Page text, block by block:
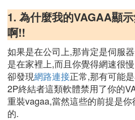
1. 為什麼我的VAGAA顯
啊!!
如果是在公司上,那肯定是伺服
是在家裡上,而且你覺得網速很
卻發現網路連接正常,那有可能
2P終結者這類軟體禁用了你的
重裝vagaa,當然這些的前提是
的.